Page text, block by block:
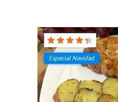
Especial Navidad